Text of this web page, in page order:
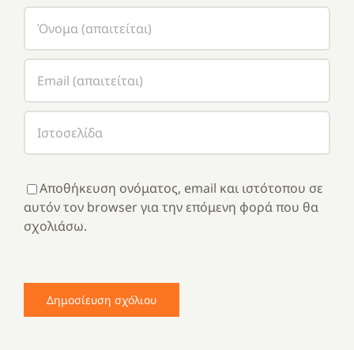
Αποθήκευση ονόματος, email και ιστότοπου σε
αυτόν τον browser για την επόμενη φορά που θα
σχολιάσω.